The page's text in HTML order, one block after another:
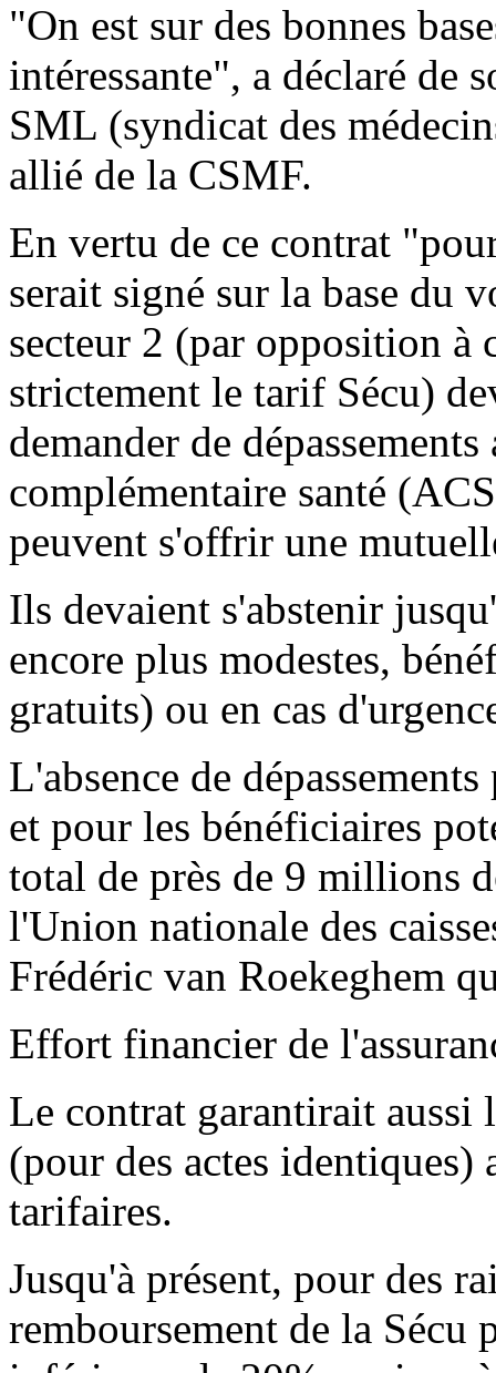
"On est sur des bonnes
intéressante", a déclaré de
SML (syndicat des
allié de la CSMF.
En vertu de ce contrat
serait signé sur la base du
secteur 2 (par opposition à
strictement le tarif Sécu)
demander de
complémentaire santé
peuvent s'offrir une
Ils devaient s'abstenir
encore plus modestes,
gratuits) ou en cas
L'absence de
et pour les bénéficiaires
total de près de 9 millions
l'Union nationale des
Frédéric van Roekeghem
Effort financier de
Le contrat garantirait aussi
(pour des actes identiques)
tarifaires.
Jusqu'à présent, pour des
remboursement de la Sécu